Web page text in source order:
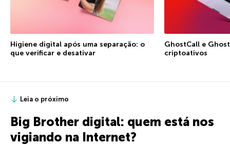
Higiene digital após uma separação: o
que verificar e desativar
GhostCall e
criptoativos
Leia o próximo
Big Brother digital: quem está nos
vigiando na Internet?